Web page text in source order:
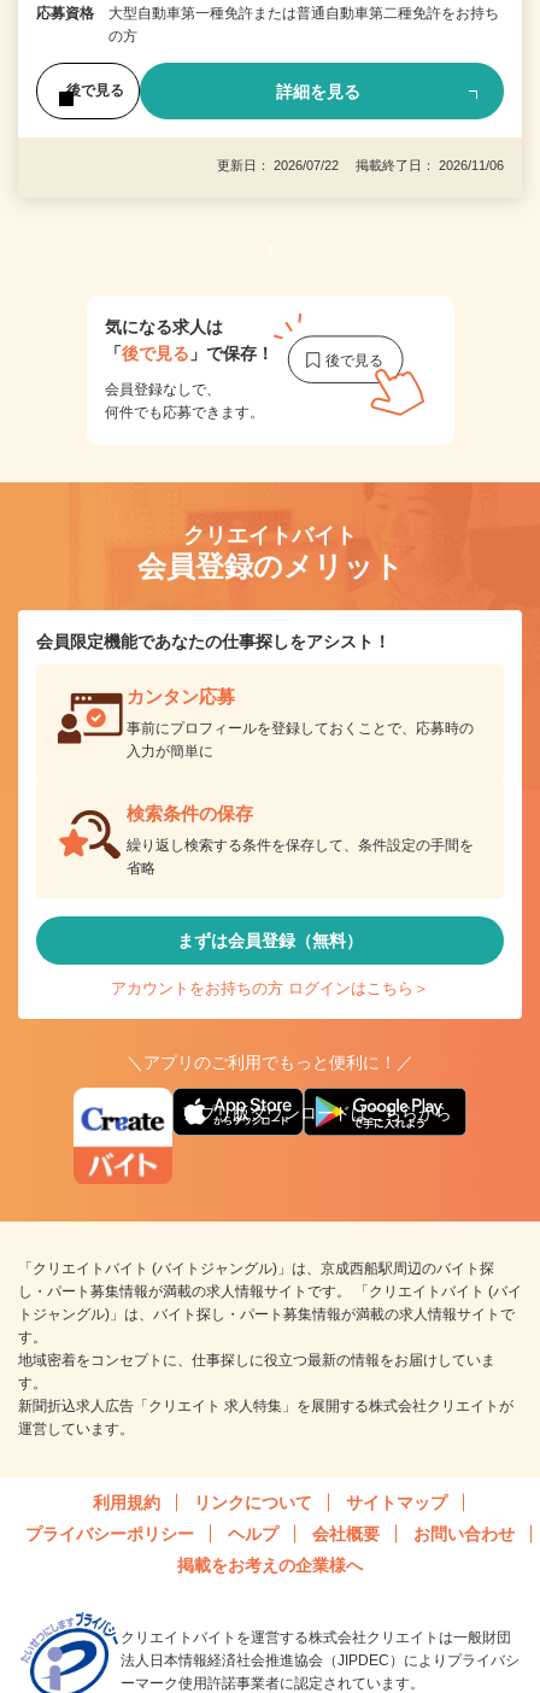
応募資格
大型自動車第一種免許または普通自動車第二種免許をお持ち
の方
後で見る 詳細を見る
更新日： 2026/07/22 掲載終了日： 2026/11/06
1
気になる求人は
「後で見る 」で保存！
会員登録なしで、
何件でも応募できます。
クリエイトバイト
会員登録のメリット
会員限定機能であなたの仕事探しをアシスト！
カンタン応募
事前にプロフィールを登録しておくことで、応募時の
入力が簡単に
検索条件の保存
繰り返し検索する条件を保存して、条件設定の手間を
省略
まずは会員登録（無料）
アカウントをお持ちの方 ログインはこちら＞
＼アプリのご利用でもっと便利に！／
アプリ版ダウンロードはこちらから
「クリエイトバイト (バイトジャングル)」は、京成西船駅周辺のバイト探
し・パート募集情報が満載の求人情報サイトです。 「クリエイトバイト (バイ
トジャングル)」は、バイト探し・パート募集情報が満載の求人情報サイトで
す。
地域密着をコンセプトに、仕事探しに役立つ最新の情報をお届けしていま
す。
新聞折込求人広告「クリエイト 求人特集」を展開する株式会社クリエイトが
運営しています。
利用規約 リンクについて
サイトマップ
プライバシーポリシー
ヘルプ 会社概要
お問い合わせ
掲載をお考えの企業様へ
クリエイトバイトを運営する株式会社クリエイトは一般財団
法人日本情報経済社会推進協会（JIPDEC）によりプライバシ
ーマーク使用許諾事業者に認定されています。